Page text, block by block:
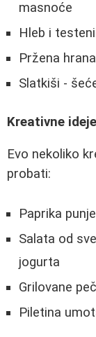
masnoće
Hleb i
Pržena
Slatkiši -
Kreativne
Evo nekoliko
probati:
Paprika
Salata od
jogurta
Grilovane
Piletina